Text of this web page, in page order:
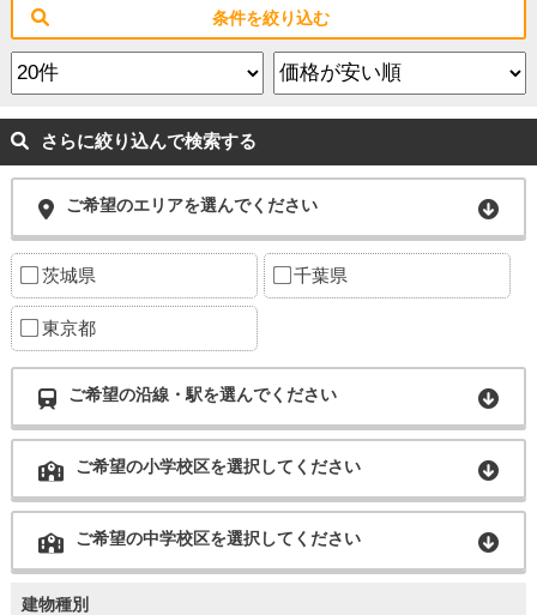
条件を絞り込む
さらに絞り込んで検索する
ご希望のエリアを選んでください
茨城県 千葉県
東京都
ご希望の沿線・駅を選んでください
ご希望の小学校区を選択してください
ご希望の中学校区を選択してください
建物種別